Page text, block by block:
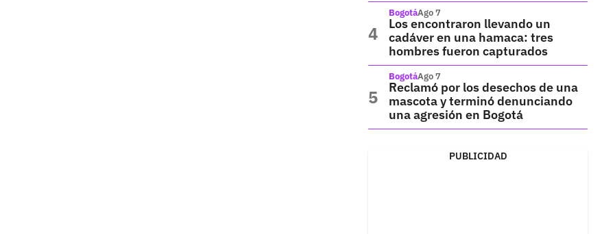
BogotáAgo 7
Los encontraron llevando un
cadáver en una hamaca: tres
hombres fueron capturados
BogotáAgo 7
Reclamó por los desechos de una
mascota y terminó denunciando
una agresión en Bogotá
PUBLICIDAD